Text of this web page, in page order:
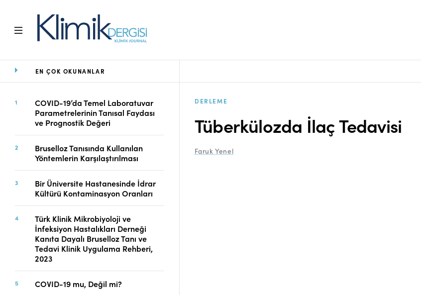
Ana Sayfa
Amaç ve Kapsam
Açık Erişim İlkesi
Yayın Kurulu
Editoryal Süreç
Danışmanlık Süreci
Yazarlara Bilgi
Online Makale
Gönderimi
Dizinler
Telif Hakları
İletişim
FACEBOOK TWITTER
EN ÇOK OKUNANLAR
COVID-19’da Temel Laboratuvar
Parametrelerinin Tanısal Faydası
ve Prognostik Değeri
Bruselloz Tanısında Kullanılan
Yöntemlerin Karşılaştırılması
Bir Üniversite Hastanesinde İdrar
Kültürü Kontaminasyon Oranları
Türk Klinik Mikrobiyoloji ve
İnfeksiyon Hastalıkları Derneği
Kanıta Dayalı Bruselloz Tanı ve
Tedavi Klinik Uygulama Rehberi,
2023
COVID-19 mu, Değil mi?
DERLEME
Tüberkülozda İlaç Tedavisi
Faruk Yenel